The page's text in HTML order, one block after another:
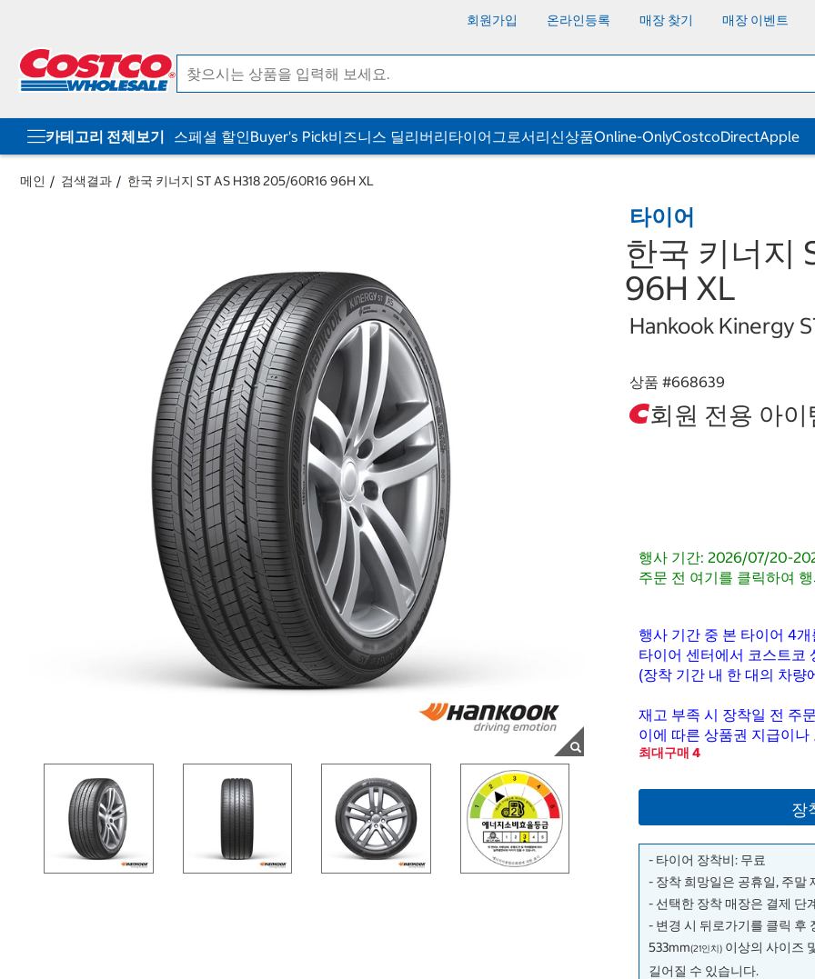
회원가입 온라인등록 매장 찾기 매장 이벤트
카테고리 전체보기 스페셜 할인Buyer's Pick비즈니스 딜리버리타이어그로서리신상품Online-OnlyCostcoDirectApple
메인 검색결과 한국 키너지 ST AS H318 205/60R16 96H XL
타이어
한국 키너지
96H XL
Hankook Kinergy
상품 #668639
회원 전용 아이
행사 기간: 2026/07/20-
주문 전 여기를 클릭하여
행사 기간 중 본 타이어 4
타이어 센터에서 코스트코
(장착 기간 내 한 대의 차량
재고 부족 시 장착일 전 주
이에 따른 상품권 지급이
최대구매 4
장
- 타이어 장착비: 무료
- 장착 희망일은 공휴일, 주말
- 선택한 장착 매장은 결제 단
- 변경 시 뒤로가기를 클릭 후
533mm(21인치) 이상의 사이즈
길어질 수 있습니다.